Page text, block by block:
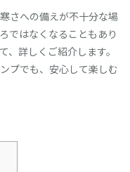
さへの備えが不十分な場
ではなくなることもあり
、詳しくご紹介します。
プでも、安心して楽しむ